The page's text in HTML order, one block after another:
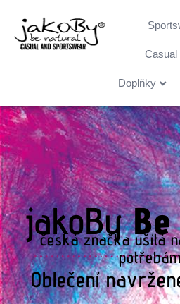
Casual
Doplňky
jakoBy
česká značka ušítá
Oblečení